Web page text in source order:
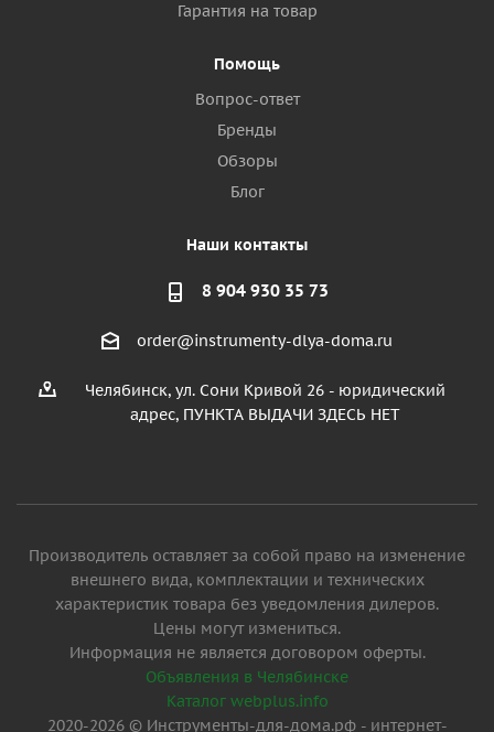
Гарантия на товар
Помощь
Вопрос-ответ
Бренды
Обзоры
Блог
Наши контакты
8 904 930 35 73
order@instrumenty-dlya-doma.ru
Челябинск, ул. Сони Кривой 26 - юридический
адрес, ПУНКТА ВЫДАЧИ ЗДЕСЬ НЕТ
Производитель оставляет за собой право на изменение
внешнего вида, комплектации и технических
характеристик товара без уведомления дилеров.
Цены могут измениться.
Информация не является договором оферты.
Объявления в Челябинске
Каталог webplus.info
2020-2026 © Инструменты-для-дома.рф - интернет-